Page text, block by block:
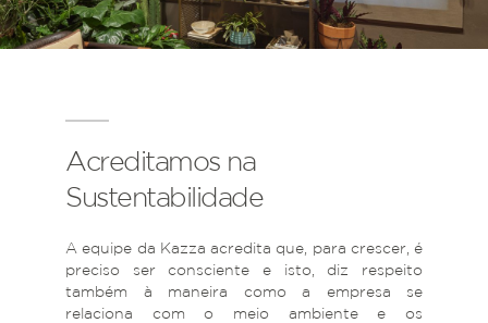
Acreditamos na
Sustentabilidade
A equipe da Kazza acredita que, para crescer, é
preciso ser consciente e isto, diz respeito
também à maneira como a empresa se
relaciona com o meio ambiente e os